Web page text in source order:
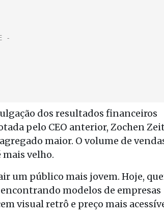
dos resultados financeiros
pelo CEO anterior, Zochen
maior. O volume de
mais velho.
um público mais jovem. Hoje,
modelos de empresas
visual retrô e preço mais